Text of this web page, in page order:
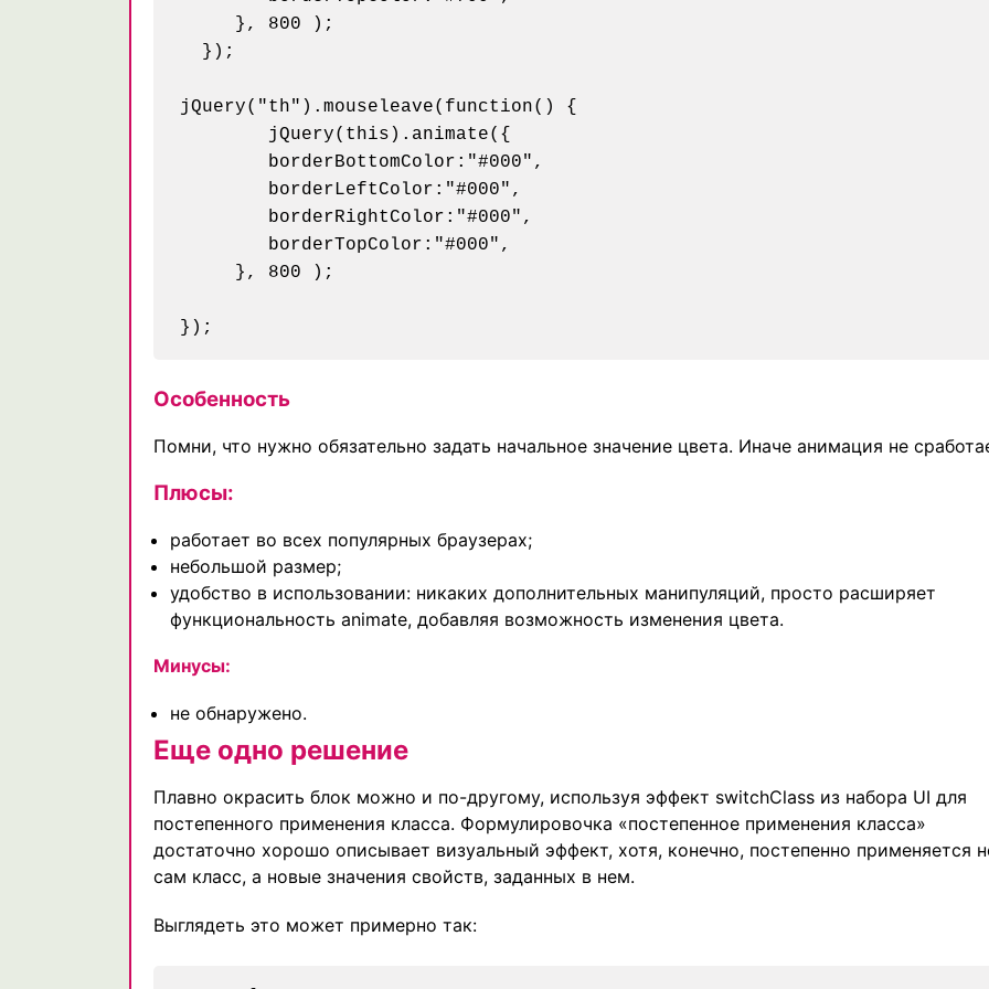
     }, 800 );
  });
jQuery("th").mouseleave(function() {
     }, 800 );
Особенность
Помни, что нужно обязательно задать начальное значение цвета. Иначе анимация не
Плюсы:
работает во всех популярных браузерах;
небольшой размер;
удобство в использовании: никаких дополнительных манипуляций, просто расширяет
функциональность animate, добавляя возможность изменения цвета.
Минусы:
не обнаружено.
Еще одно решение
Плавно окрасить блок можно и по-другому, используя эффект switchClass из набора UI для
постепенного применения класса. Формулировочка «постепенное применения класса»
достаточно хорошо описывает визуальный эффект, хотя, конечно, постепенно применяется
сам класс, а новые значения свойств, заданных в нем.
Выглядеть это может примерно так: